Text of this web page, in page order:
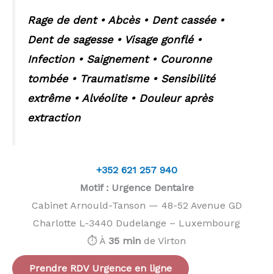
Rage de dent • Abcès • Dent cassée •
Dent de sagesse • Visage gonflé •
Infection • Saignement • Couronne
tombée • Traumatisme • Sensibilité
extrême • Alvéolite • Douleur après
extraction
+352 621 257 940
Motif : Urgence Dentaire
Cabinet Arnould-Tanson — 48-52 Avenue GD
Charlotte L-3440 Dudelange – Luxembourg
⏱️ À 35 min de Virton
Prendre RDV Urgence en ligne